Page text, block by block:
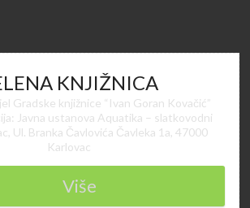
KNJIŽNICA
Gradske knjižnice “Ivan Goran Kovačić”
Javna ustanova Aquatika – slatkovodni
Ul. Branka Čavlovića Čavleka 1a, 47000
Karlovac
Više